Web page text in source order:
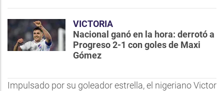
VICTORIA
Nacional ganó en la hora: derrotó a
Progreso 2-1 con goles de Maxi
Gómez
Impulsado por su goleador estrella, el nigeriano Victor